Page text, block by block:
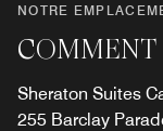
NOTRE
COMMENT
Sheraton Suites
255 Barclay